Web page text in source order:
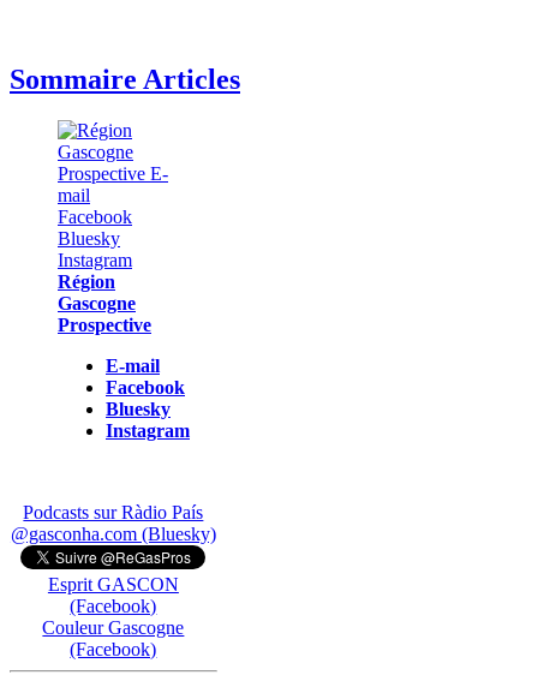
Sommaire Articles
Région
Gascogne
Prospective
E-mail
Facebook
Bluesky
Instagram
Podcasts sur Ràdio País
@gasconha.com (Bluesky)
Esprit GASCON
(Facebook)
Couleur Gascogne
(Facebook)